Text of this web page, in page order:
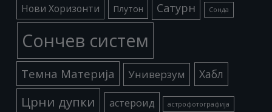
Нови Хоризонти Плутон Сатурн Сонда
Сончев систем
Темна Материја Универзум Хабл
Црни дупки астероид астрофотографија